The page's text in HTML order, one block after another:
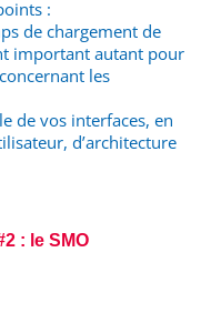
:
de chargement de
important autant pour
les
de vos interfaces, en
d’architecture
: le SMO